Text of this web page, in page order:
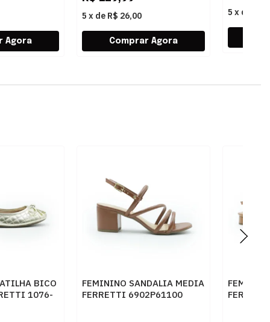
5 x de R$ 26,00 5 x de
BICO
1076-
FEMININO SANDALIA MEDIA
FERRETTI 6902P61100